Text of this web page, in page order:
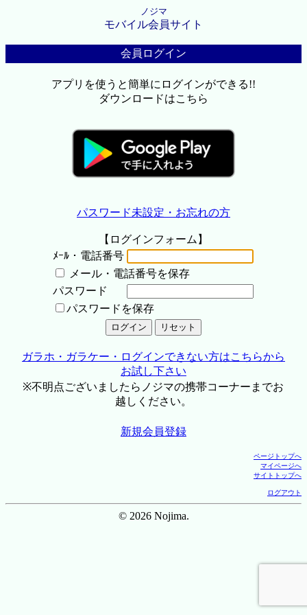
ノジマ
モバイル会員サイト
会員ログイン
アプリを使うと簡単にログインができる!!
ダウンロードはこちら
パスワード未設定・お忘れの方
【ログインフォーム】
ﾒｰﾙ・電話番号
メール・電話番号を保存
パスワード
パスワードを保存
ガラホ・ガラケー・ログインできない方はこちらから
お試し下さい
※不明点ございましたらノジマの携帯コーナーまでお
越しください。
新規会員登録
ページトップへ
マイページへ
サイトトップへ
ログアウト
© 2026 Nojima.